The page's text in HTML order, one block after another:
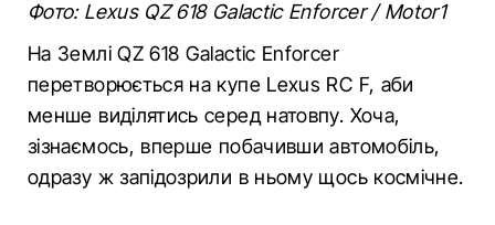
Фото: Lexus QZ 618 Galactic Enforcer / Motor1
На Землі QZ 618 Galactic Enforcer
перетворюється на купе Lexus RC F, аби
менше виділятись серед натовпу. Хоча,
зізнаємось, вперше побачивши автомобіль,
одразу ж запідозрили в ньому щось космічне.